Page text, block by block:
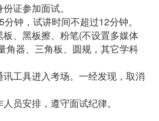
证参加面试。
钟，试讲时间不超过12分钟。
、黑板擦、粉笔(不设置多媒体
角器、三角板、圆规，其它学科
工具进入考场。一经发现，取消
员安排，遵守面试纪律。